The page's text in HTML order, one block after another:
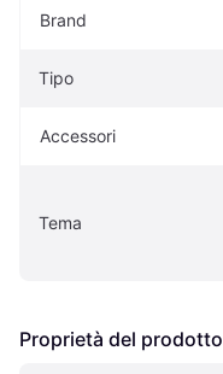
Brand
Tipo
Accessori
Tema
Proprietà del prodotto